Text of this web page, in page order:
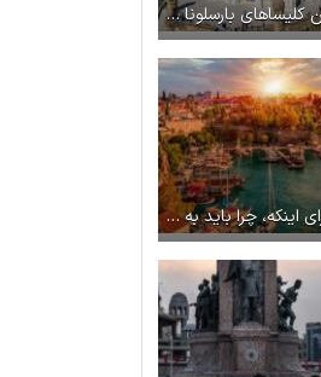
معروفترین کلیساهای بارسلونا | شاهکارهای معماری اسپانیا
۹ دلیل برای اینکه، چرا باید به آنتالیا سفر کرد